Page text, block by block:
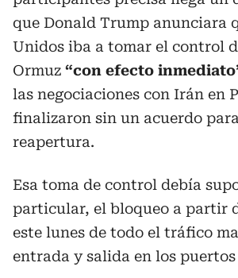
que Donald Trump anunciara
Unidos iba a tomar el control
Ormuz “con efecto
las negociaciones con Irán en
finalizaron sin un acuerdo
reapertura.
Esa toma de control debía
particular, el bloqueo a partir
este lunes de todo el tráfico
entrada y salida en los